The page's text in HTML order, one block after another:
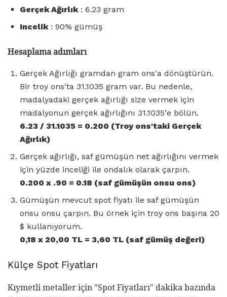
Gerçek Ağırlık: 6.23 gram
Incelik: 90% gümüş
Hesaplama adımları
Gerçek Ağırlığı gramdan gram ons'a dönüştürün.
Bir troy ons'ta 31.1035 gram var. Bu nedenle,
madalyadaki gerçek ağırlığı size vermek için
madalyonun gerçek ağırlığını 31.1035'e bölün.
6.23 / 31.1035 = 0.200 (Troy ons'taki Gerçek
Ağırlık)
Gerçek ağırlığı, saf gümüşün net ağırlığını vermek
için yüzde inceliği ile ondalık olarak çarpın.
0.200 x .90 = 0.18 (saf gümüşün onsu ons)
Gümüşün mevcut spot fiyatı ile saf gümüşün
onsu onsu çarpın. Bu örnek için troy ons başına 20
$ kullanıyorum.
0,18 x 20,00 TL = 3,60 TL (saf gümüş değeri)
Külçe Spot Fiyatları
Kıymetli metaller için "Spot Fiyatları" dakika bazında